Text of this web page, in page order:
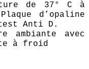
de 37° C à
d’opaline
Anti D.
ambiante avec
à froid